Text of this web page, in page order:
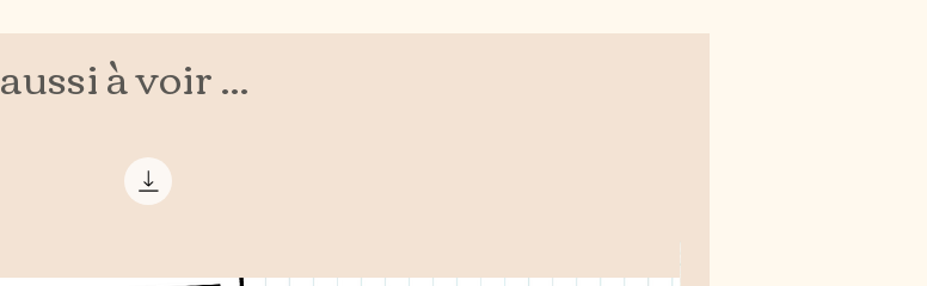
aussi à voir ...